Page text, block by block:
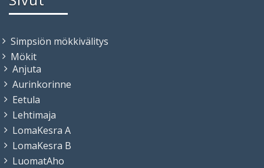
Simpsiön mökkivälitys
Mökit
Anjuta
Aurinkorinne
Eetula
Lehtimaja
LomaKesra A
LomaKesra B
LuomatAho